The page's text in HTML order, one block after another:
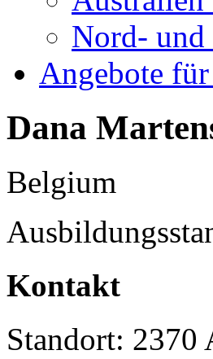
Nord-
Angebote
Dana
Belgium
Kontakt
Standort: 2370